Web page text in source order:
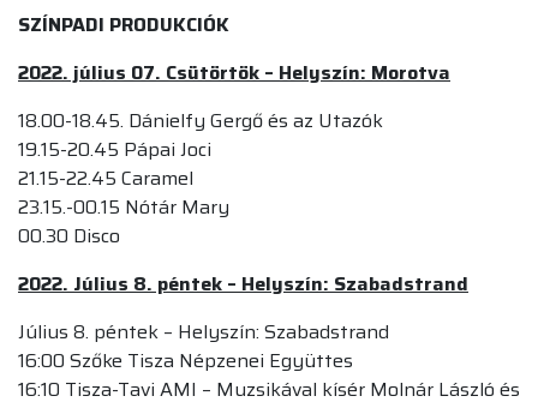
SZÍNPADI PRODUKCIÓK
2022. július 07. Csütörtök – Helyszín: Morotva
18.00-18.45. Dánielfy Gergő és az Utazók
19.15-20.45 Pápai Joci
21.15-22.45 Caramel
23.15.-00.15 Nótár Mary
00.30 Disco
2022. Július 8. péntek – Helyszín: Szabadstrand
Július 8. péntek – Helyszín: Szabadstrand
16:00 Szőke Tisza Népzenei Együttes
16:10 Tisza-Tavi AMI – Muzsikával kísér Molnár László és